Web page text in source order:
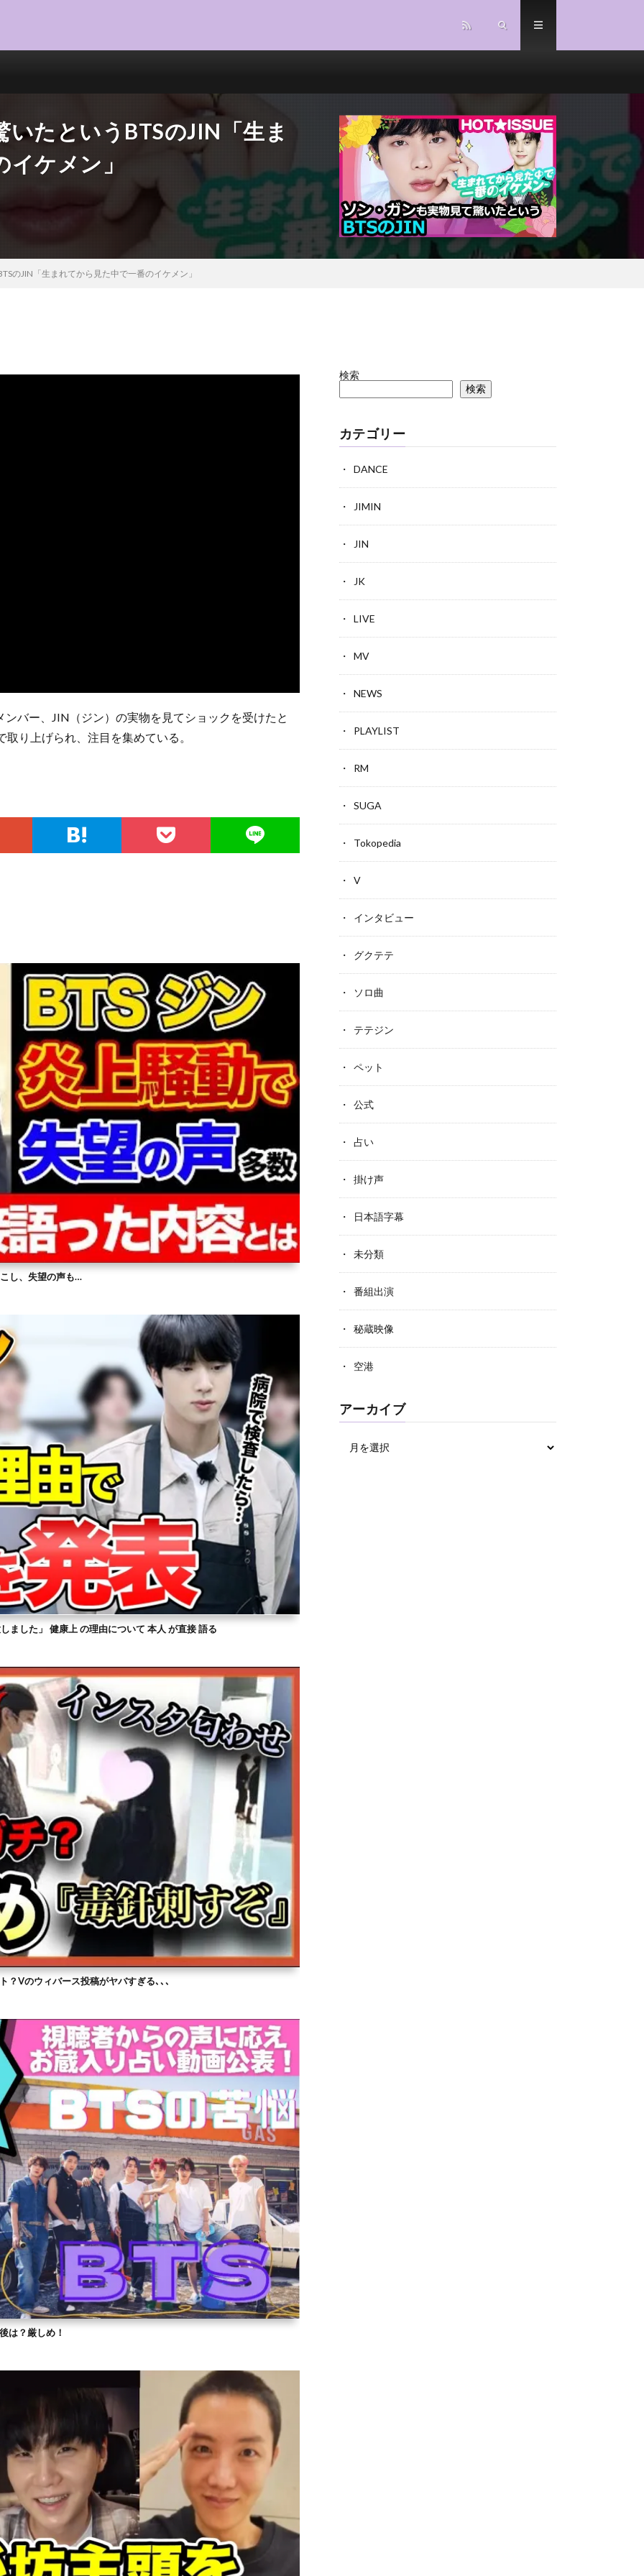
たというBTSのJIN「生ま
ケメン」
のJIN「生まれてから見た中で一番のイケメン」
バー、JIN（ジン）の実物を見てショックを受けたと
り上げられ、注目を集めている。
し、失望の声も…
ました」 健康上 の理由について 本人 が直接 語る
？Vのウィバース投稿がヤバすぎる､､､
は？厳しめ！
検索
検索
カテゴリー
DANCE
JIMIN
JIN
JK
LIVE
MV
NEWS
PLAYLIST
RM
SUGA
Tokopedia
V
インタビュー
グクテテ
ソロ曲
テテジン
ペット
公式
占い
掛け声
日本語字幕
未分類
番組出演
秘蔵映像
空港
アーカイブ